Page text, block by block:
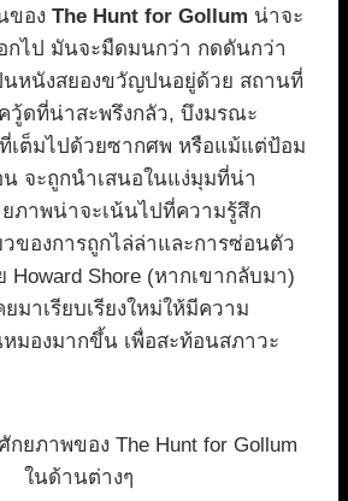
ของ The Hunt for Gollum น่าจะ
กไป มันจะมืดมนกว่า กดดันกว่า
นหนังสยองขวัญปนอยู่ด้วย สถานที่
วู้ดที่น่าสะพรึงกลัว, บึงมรณะ
ที่เต็มไปด้วยซากศพ หรือแม้แต่ป้อม
จะถูกนำเสนอในแง่มุมที่น่า
ภาพน่าจะเน้นไปที่ความรู้สึก
ของการถูกไล่ล่าและการซ่อนตัว
Howard Shore (หากเขากลับมา)
มาเรียบเรียงใหม่ให้มีความ
มองมากขึ้น เพื่อสะท้อนสภาวะ
กยภาพของ The Hunt for Gollum
ในด้านต่างๆ